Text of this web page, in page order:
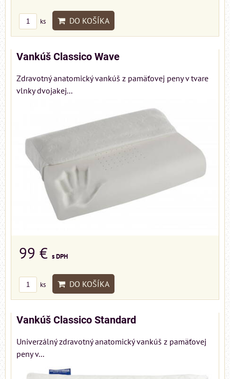
ks DO KOŠÍKA
Vankúš Classico Wave
Zdravotný anatomický vankúš z pamäťovej peny v tvare
vlnky dvojakej...
99 € s DPH
ks DO KOŠÍKA
Vankúš Classico Standard
Univerzálný zdravotný anatomický vankúš z pamäťovej
peny v...